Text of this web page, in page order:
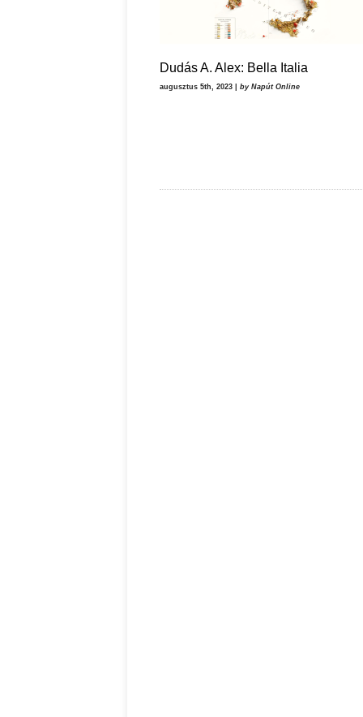
Dudás A. Alex: Bella Italia
augusztus 5th, 2023 | by Napút Online